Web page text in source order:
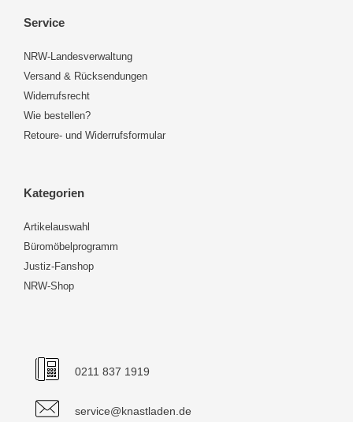
Service
NRW-Landesverwaltung
Versand & Rücksendungen
Widerrufsrecht
Wie bestellen?
Retoure- und Widerrufsformular
Kategorien
Artikelauswahl
Büromöbelprogramm
Justiz-Fanshop
NRW-Shop
0211 837 1919
service@knastladen.de